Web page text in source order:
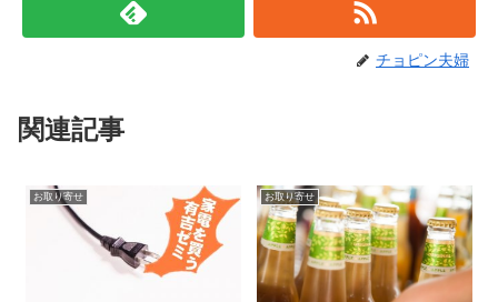
チョピン夫婦
関連記事
お取り寄せ お取り寄せ